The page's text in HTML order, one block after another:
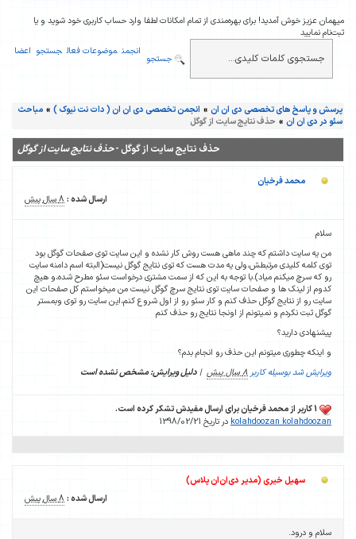
میهمان عزیز خوش آمدید! برای بهره‌مندی از تمام امکانات لطفا وارد حساب کاربری خود شوید و یا
ثبت‌نام نمایید
انجمن موضوعات فعال جستجو اعضا
جستجو
پرسش و پاسخ های تخصصی دی ان ان » انجمن تخصصی دی ان ان ( دات نت نیوک ) » مباحث
سئو در دی ان ان » حذف نتایج سایت از گوگل
حذف نتایج سایت از گوگل -حذف نتایج سایت از گوگل
محمد فرخیان
ارسال شده : 8 سال پیش
سلام
من یه سایت داشتم که چند ماهی هست روش کار نشده و این سایت توی صفحات گوگل بود
توی کلمه کلیدی مرتبطش،ولی یه مدت هست که توی نتایج گوگل نیست(البته اسم دامنه سایت
رو که سرچ میکنم میاد).با توجه به این که از سمت مشتری درخواست سئو مطرح شده،و هیچ
کدوم از لینک ها و صفحات سایت توی نتایج سرچ گوگل نیست من میخواستم کل صفحات این
سایت رو از نتایج گوگل حذف کنم و کار سئو رو از اول شروع کنم،این سایت رو توی وبمستر
گوگل ثبت نکردم و نمیتونم از اونجا نتایج رو حذف کنم
پیشنهادی دارید؟
و اینکه چطوری میتونم این حذف رو انجام بدم؟
ویرایش شد بوسیله کاربر 8 سال پیش |دلیل ویرایش: مشخص نشده است
kolahdoozan kolahdoozan در تاریخ 1398/02/21
سهیل خیری (مدیر دی‌ان‌ان پلاس)
ارسال شده : 8 سال پیش
سلام و درود.